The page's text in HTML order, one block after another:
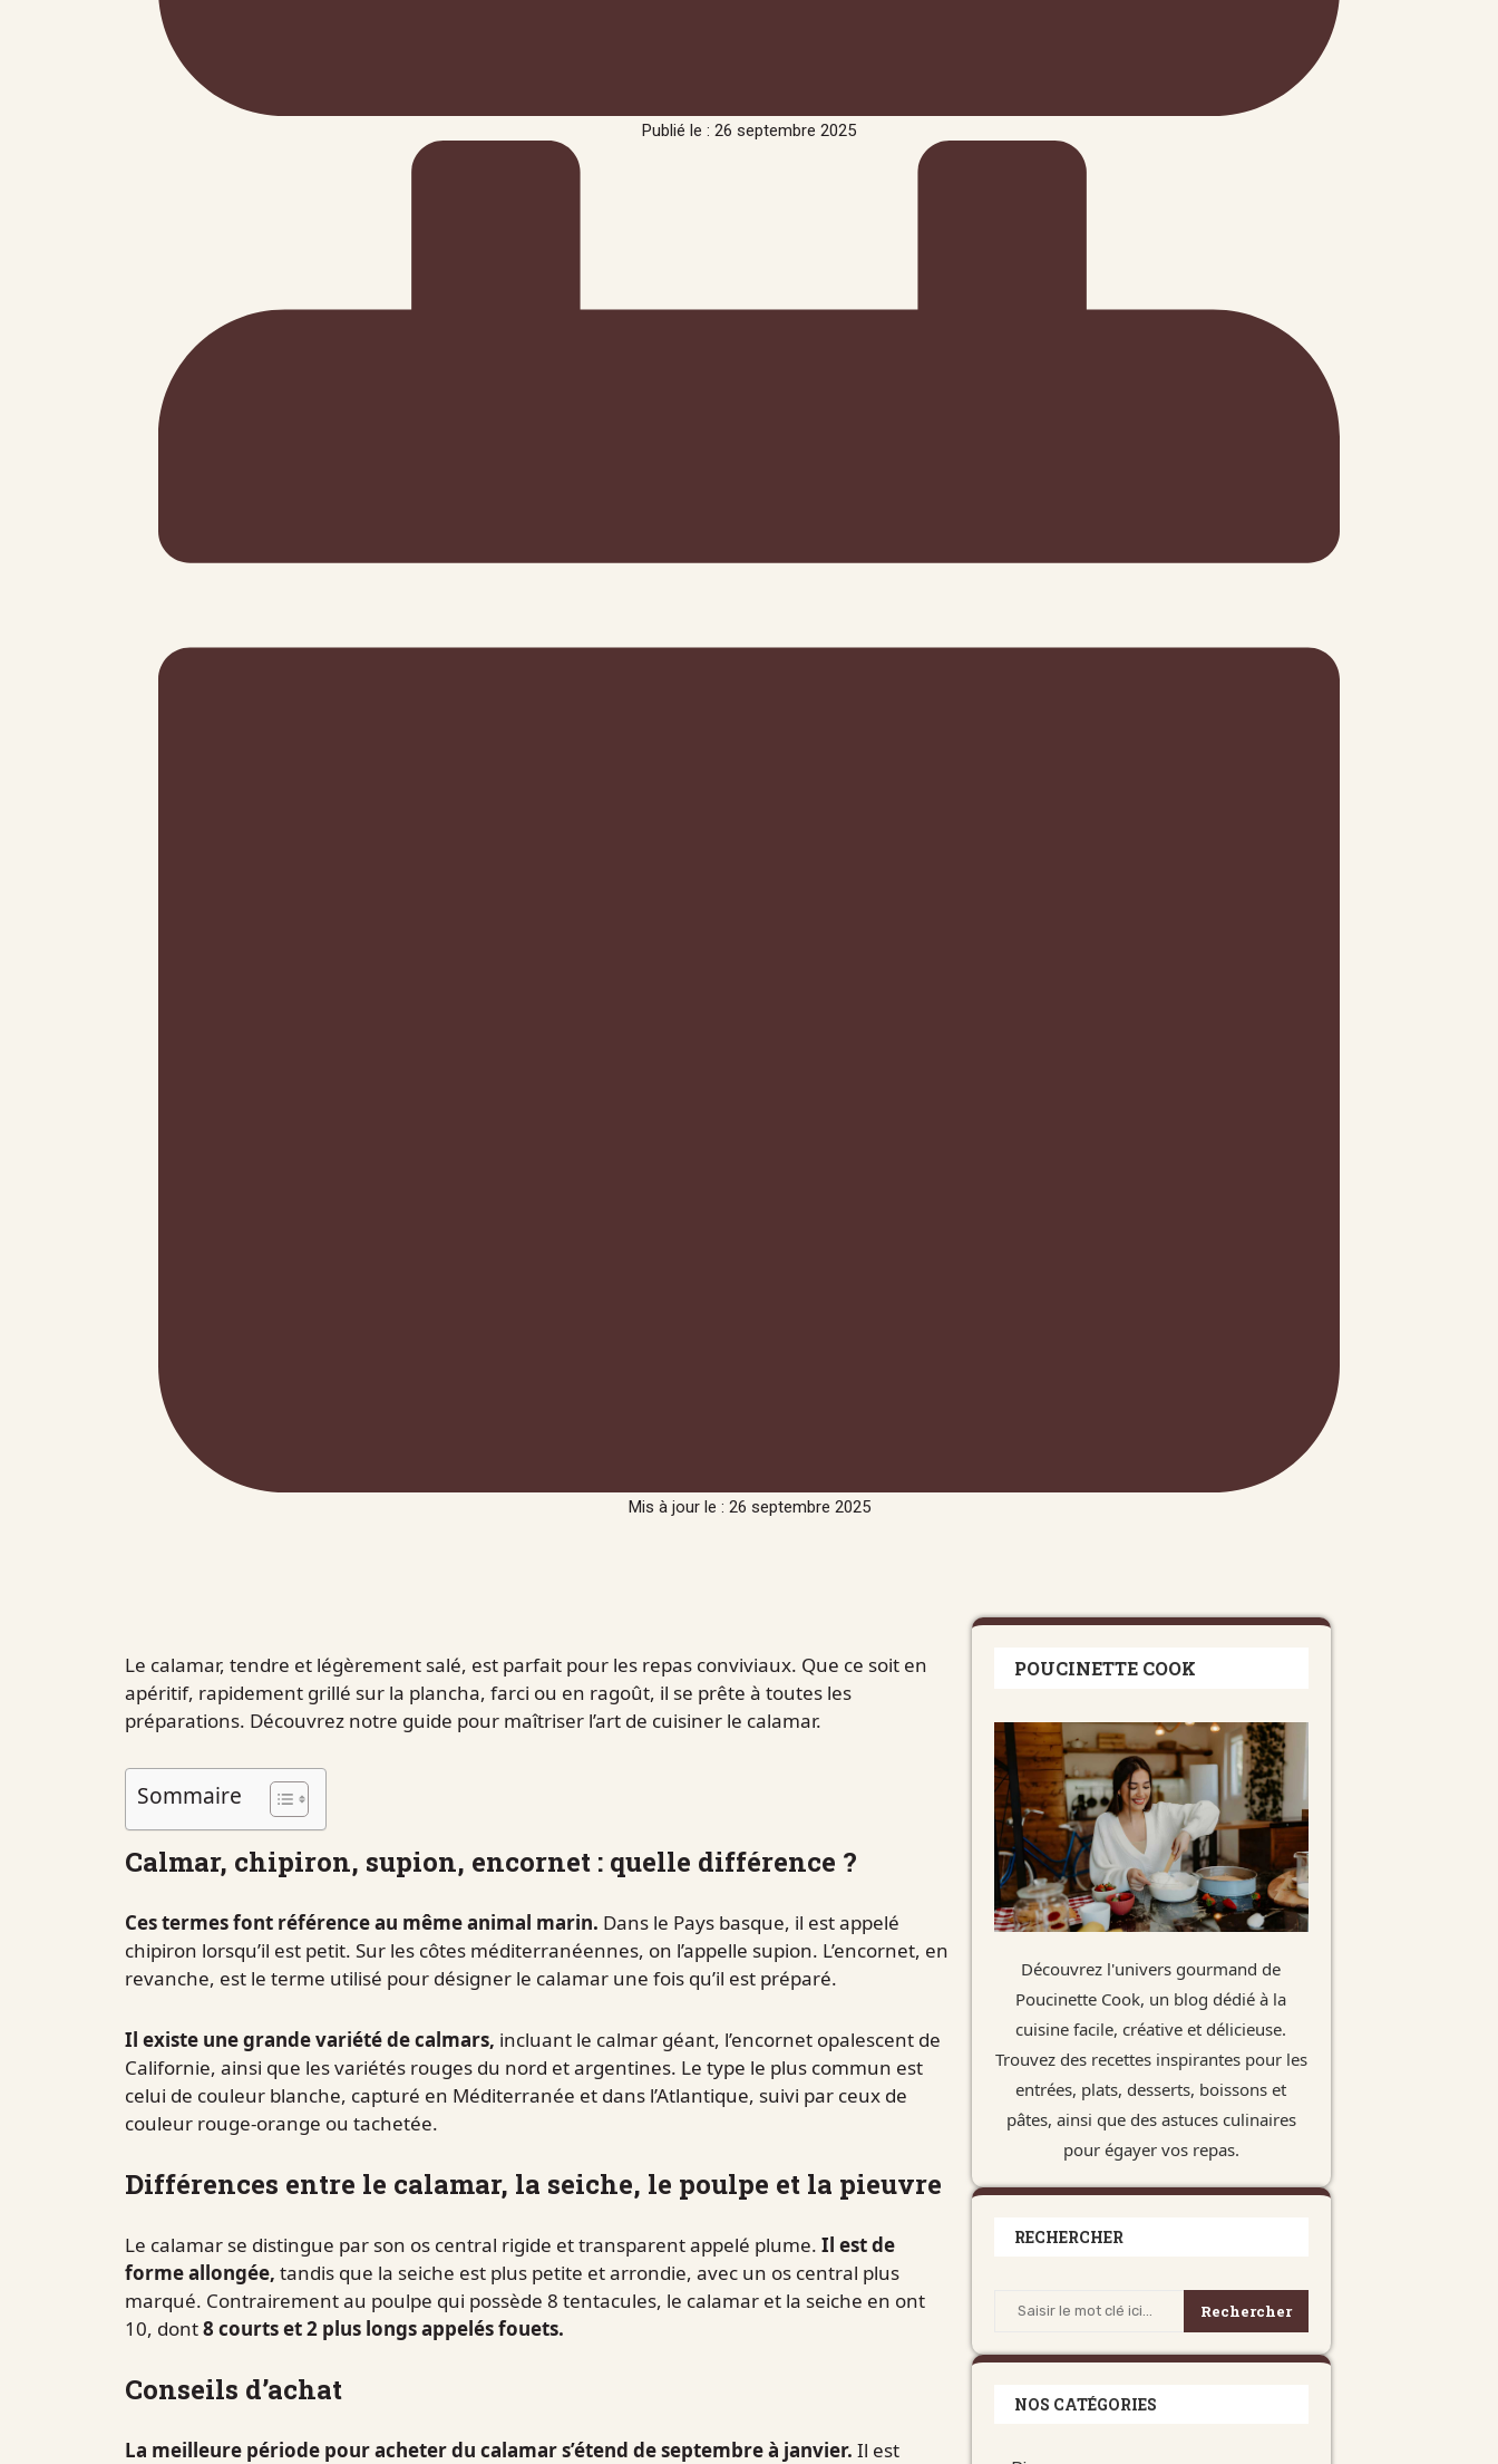
Publié le : 26 septembre 2025
Mis à jour le : 26 septembre 2025
Le calamar, tendre et légèrement salé, est parfait pour les repas conviviaux. Que ce soit en
apéritif, rapidement grillé sur la plancha, farci ou en ragoût, il se prête à toutes les
préparations. Découvrez notre guide pour maîtriser l’art de cuisiner le calamar.
Sommaire
Calmar, chipiron, supion, encornet : quelle différence ?
Ces termes font référence au même animal marin. Dans le Pays basque, il est appelé
chipiron lorsqu’il est petit. Sur les côtes méditerranéennes, on l’appelle supion. L’encornet, en
revanche, est le terme utilisé pour désigner le calamar une fois qu’il est préparé.
Il existe une grande variété de calmars, incluant le calmar géant, l’encornet opalescent de
Californie, ainsi que les variétés rouges du nord et argentines. Le type le plus commun est
celui de couleur blanche, capturé en Méditerranée et dans l’Atlantique, suivi par ceux de
couleur rouge-orange ou tachetée.
Différences entre le calamar, la seiche, le poulpe et la pieuvre
Le calamar se distingue par son os central rigide et transparent appelé plume. Il est de
forme allongée, tandis que la seiche est plus petite et arrondie, avec un os central plus
marqué. Contrairement au poulpe qui possède 8 tentacules, le calamar et la seiche en ont
10, dont8 courts et 2 plus longs appelés fouets.
Conseils d’achat
La meilleure période pour acheter du calamar s’étend de septembre à janvier. Il est
POUCINETTE COOK
Découvrez l'univers gourmand de
Poucinette Cook, un blog dédié à la
cuisine facile, créative et délicieuse.
Trouvez des recettes inspirantes pour les
entrées, plats, desserts, boissons et
pâtes, ainsi que des astuces culinaires
pour égayer vos repas.
RECHERCHER
Rechercher
NOS CATÉGORIES